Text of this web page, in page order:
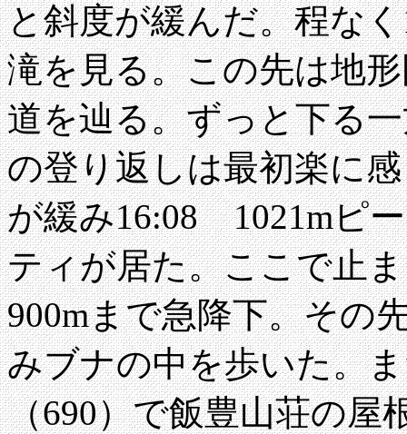
と斜度が緩んだ。程な
滝を見る。この先は地
道を辿る。ずっと下る
の登り返しは最初楽に
が緩み16:08 1021mピ
ティが居た。ここで止
900mまで急降下。その
みブナの中を歩いた。
（690）で飯豊山荘の屋